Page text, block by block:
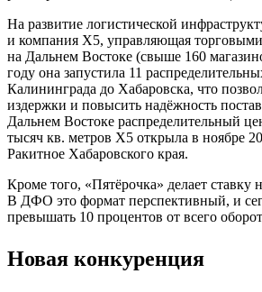
На развитие логистической
и компания X5, управляющая
на Дальнем Востоке (свыше 160
году она запустила 11
Калининграда до Хабаровска, что
издержки и повысить надёжность
Дальнем Востоке распределительный
тысяч кв. метров X5 открыла в ноябре
Ракитное Хабаровского края.
Кроме того, «Пятёрочка» делает ставку
В ДФО это формат перспективный, и
превышать 10 процентов от всего
Новая конкуренция